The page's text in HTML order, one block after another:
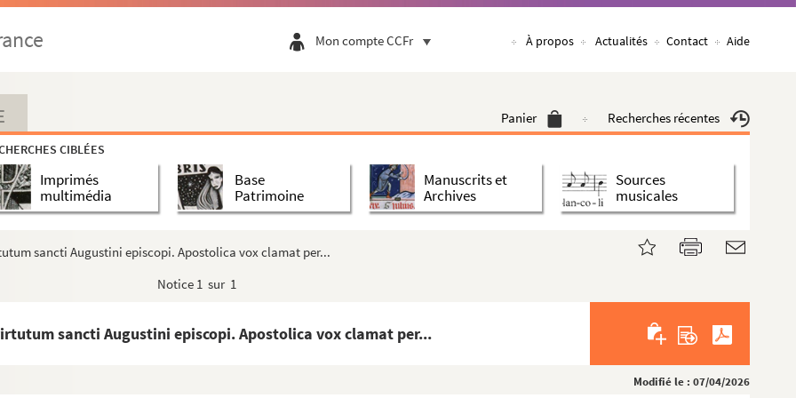
Mon compte CCFr À propos Actualités Contact Aide
Panier Recherches récentes
CIBLÉES
Imprimés
multimédia
Base
Patrimoine
Manuscrits et
Archives
Sources
musicales
sancti Augustini episcopi. Apostolica vox clamat per...
Notice 1 sur 1
sancti Augustini episcopi. Apostolica vox clamat per...
Modifié le : 07/04/2026
pendant les quatre derniers mois de l'...
— 1813
Annus iste primus est secundi saeculi cui co...
de Pise, Matisconensi, praedicatore Capucino. Tom...
de Basville, en l'année 1697, par ordre d...